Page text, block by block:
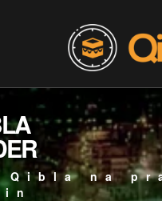
Qibla na